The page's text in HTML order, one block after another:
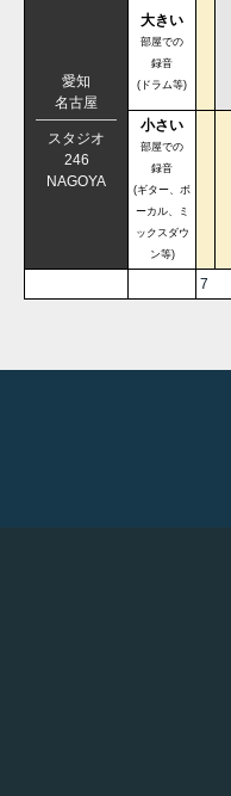
愛知
名古屋
スタジオ
246
NAGOYA
大きい
部屋での
録音
(ドラム等)
小さい
部屋での
録音
(ギター、ボ
ーカル、ミ
ックスダウ
ン等)
7